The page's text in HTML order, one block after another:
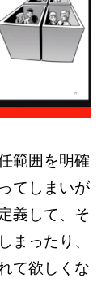
範囲を明確
てしまいが
義して、そ
まったり、
て欲しくな